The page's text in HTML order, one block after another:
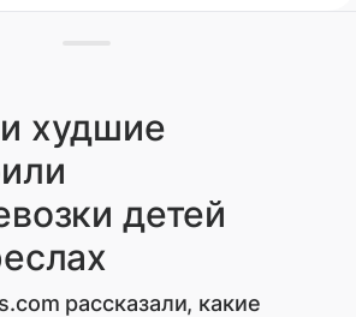
худшие
детей
рассказали, какие